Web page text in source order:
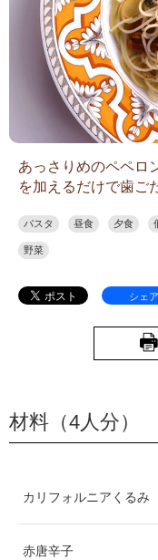
あっさりめのペペロ
を加えるだけで歯ご
パスタ 昼食 夕食
野菜
シェア
材料（4人分）
カリフォルニアくるみ
赤唐辛子